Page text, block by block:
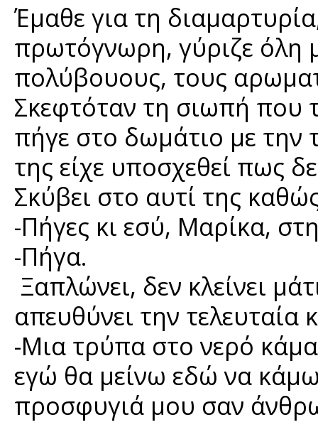
Έμαθε για τη
πρωτόγνωρη, γύριζε όλη
πολύβουους, τους
Σκεφτόταν τη σιωπή που
πήγε στο δωμάτιο με την
της είχε υποσχεθεί πως
Σκύβει στο αυτί της
-Πήγες κι εσύ, Μαρίκα,
-Πήγα.
Ξαπλώνει, δεν κλείνει
απευθύνει την τελευταία
-Μια τρύπα στο νερό
εγώ θα μείνω εδώ να
προσφυγιά μου σαν